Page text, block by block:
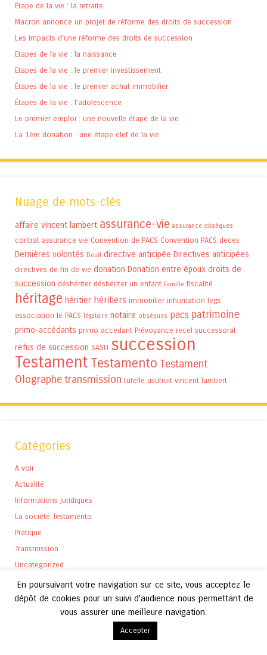
Étape de la vie : la retraite
Macron annonce un projet de réforme des droits de succession
Les impacts d’une réforme des droits de succession
Etapes de la vie : la naissance
Etapes de la vie : le premier investissement
Étapes de la vie : le premier achat immobilier
Étapes de la vie : l’adolescence
Le premier emploi : une nouvelle étape de la vie
La 1ère donation : une étape clef de la vie
Nuage de mots-clés
affaire vincent lambert assurance-vie assurance obsèques
contrat assurance vie Convention de PACS Convention PACS deces
Dernières volontés Deuil directive anticipée Directives anticipées
directives de fin de vie donation Donation entre époux droits de
succession déshériter déshériter un enfant Famille fiscalité
héritage héritier héritiers immobilier inhumation legs
association le PACS légataire notaire obsèques pacs patrimoine
primo-accédants primo accedant Prévoyance recel successoral
refus de succession SASU succession
Testament Testamento Testament
Olographetransmission tutelle usufruit vincent lambert
Catégories
A voir
Actualité
Informations juridiques
La société Testamento
Pratique
Transmission
Uncategorized
En poursuivant votre navigation sur ce site, vous acceptez le
dépôt de cookies pour un suivi d'audience nous permettant de
vous assurer une meilleure navigation.
Accepter